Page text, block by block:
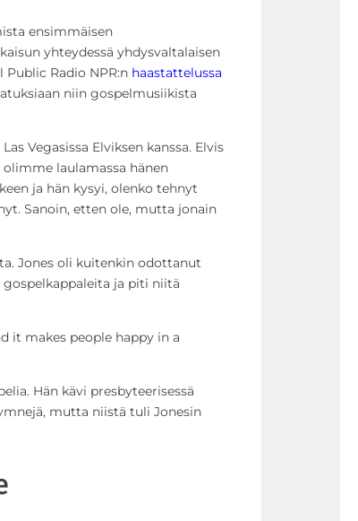
ensimmäisen
yhteydessä yhdysvaltalaisen
Radio NPR:n haastattelussa
niin gospelmusiikista
Vegasissa Elviksen kanssa. Elvis
laulamassa hänen
ja hän kysyi, olenko tehnyt
Sanoin, etten ole, mutta jonain
Jones oli kuitenkin odottanut
ja piti niitä
it makes people happy in a
Hän kävi presbyteerisessä
mutta niistä tuli Jonesin